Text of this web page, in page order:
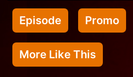
Episode Promo
More Like This